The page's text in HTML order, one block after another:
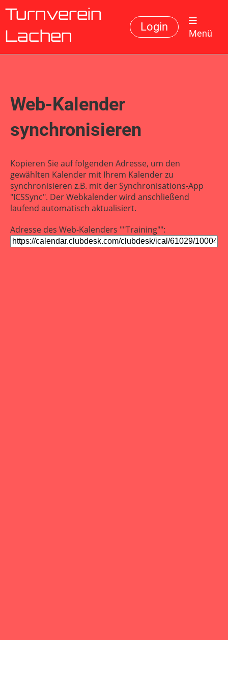
Turnverein
Lachen
Login
Menü
Web-Kalender
synchronisieren
Kopieren Sie auf folgenden Adresse, um den
gewählten Kalender mit Ihrem Kalender zu
synchronisieren z.B. mit der Synchronisations-App
"ICSSync". Der Webkalender wird anschließend
laufend automatisch aktualisiert.
Adresse des Web-Kalenders ""Training"":